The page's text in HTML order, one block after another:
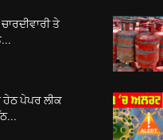
ਤੇ
ਹੇਠ ਪੇਪਰ ਲੀਕ